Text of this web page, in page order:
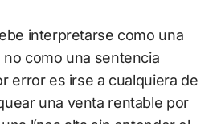
interpretarse como una
como una sentencia
error es irse a cualquiera de
una venta rentable por